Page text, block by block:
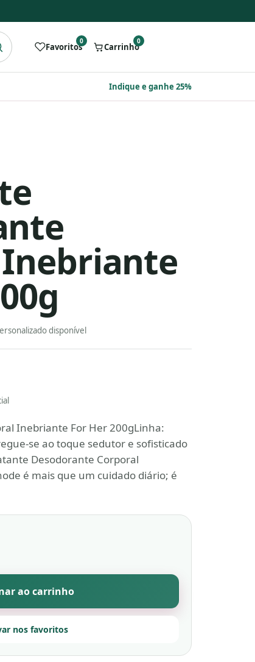
Favoritos
0
Carrinho
0
Indique e ganhe 25%
disponível
Inebriante For Her 200gLinha:
se ao toque sedutor e sofisticado
Desodorante Corporal
é mais que um cuidado diário; é
ao carrinho
nos favoritos